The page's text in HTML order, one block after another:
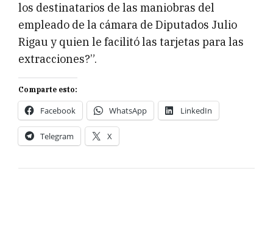
los destinatarios de las maniobras del
empleado de la cámara de Diputados Julio
Rigau y quien le facilitó las tarjetas para las
extracciones?”.
Comparte esto:
Facebook WhatsApp LinkedIn
Telegram X